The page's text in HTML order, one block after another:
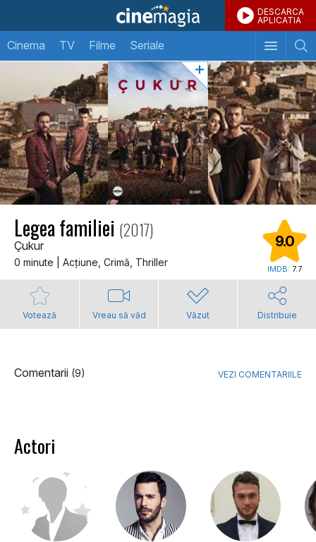
DESCARCA
APLICATIA
Cinema TV Filme Seriale
Legea familiei (2017)
Çukur
0 minute | Acţiune, Crimă, Thriller
9.0
IMDB: 7.7
Votează Vreau să văd Văzut Distribuie
Comentarii (9) VEZI COMENTARIILE
Actori